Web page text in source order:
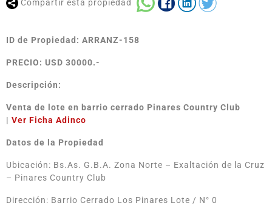
Compartir esta propiedad
ID de Propiedad: ARRANZ-158
PRECIO: USD 30000.-
Descripción:
Venta de lote en barrio cerrado Pinares Country Club
| Ver Ficha Adinco
Datos de la Propiedad
Ubicación: Bs.As. G.B.A. Zona Norte – Exaltación de la Cruz
– Pinares Country Club
Dirección: Barrio Cerrado Los Pinares Lote / N° 0